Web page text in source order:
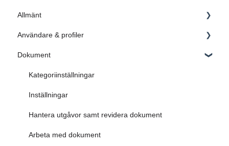
1. Inledning
2. Skapa grunden
3. Dokument
4. Ärende
5. Sök i AM System
6. Dokument & Ärende blir en helhet
FAQ
Allmänt
Administratörsinställningar
FAQ
Användare & profiler
Administrera användare
Administrera profiler
Microsoft Endra ID
FAQ
Dokument
Kategoriinställningar
Inställningar
Hantera utgåvor samt revidera dokument
Arbeta med dokument